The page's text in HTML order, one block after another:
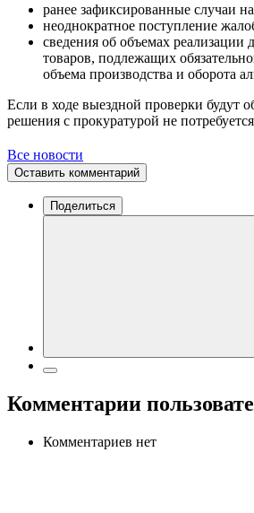
ранее зафиксированные случаи
неоднократное поступление
сведения об объемах
товаров, подлежащих
объема производства и оборота
Если в ходе выездной проверки будут
решения с прокуратурой не
Все новости
Оставить комментарий
Поделиться
Комментарии
Комментариев нет